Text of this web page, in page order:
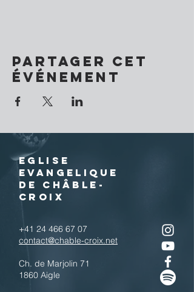
Partager cet
événement
EGLISE
EVANGELIQUE
DE CHÂBLE-
CROIX
+41 24 466 67 07
contact@chable-croix.net
Ch. de Marjolin 71
1860 Aigle